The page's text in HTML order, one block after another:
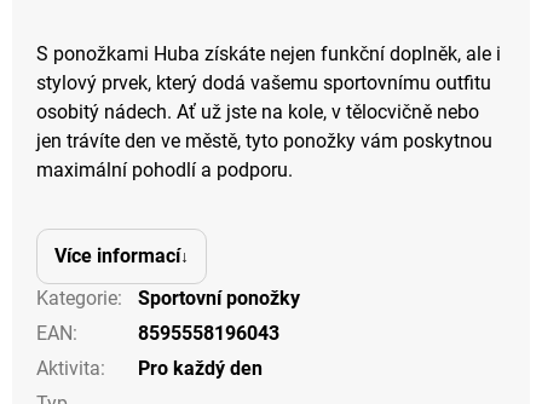
S ponožkami Huba získáte nejen funkční doplněk, ale i
stylový prvek, který dodá vašemu sportovnímu outfitu
osobitý nádech. Ať už jste na kole, v tělocvičně nebo
jen trávíte den ve městě, tyto ponožky vám poskytnou
maximální pohodlí a podporu.
Více informací
Kategorie:
Sportovní ponožky
EAN:
8595558196043
Aktivita:
Pro každý den